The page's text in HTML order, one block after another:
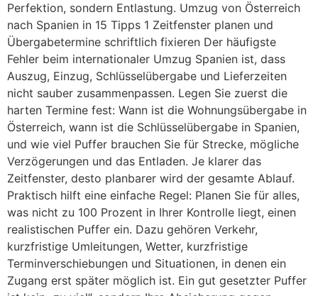
Perfektion, sondern Entlastung. Umzug von Österreich
nach Spanien in 15 Tipps 1 Zeitfenster planen und
Übergabetermine schriftlich fixieren Der häufigste
Fehler beim internationaler Umzug Spanien ist, dass
Auszug, Einzug, Schlüsselübergabe und Lieferzeiten
nicht sauber zusammenpassen. Legen Sie zuerst die
harten Termine fest: Wann ist die Wohnungsübergabe in
Österreich, wann ist die Schlüsselübergabe in Spanien,
und wie viel Puffer brauchen Sie für Strecke, mögliche
Verzögerungen und das Entladen. Je klarer das
Zeitfenster, desto planbarer wird der gesamte Ablauf.
Praktisch hilft eine einfache Regel: Planen Sie für alles,
was nicht zu 100 Prozent in Ihrer Kontrolle liegt, einen
realistischen Puffer ein. Dazu gehören Verkehr,
kurzfristige Umleitungen, Wetter, kurzfristige
Terminverschiebungen und Situationen, in denen ein
Zugang erst später möglich ist. Ein gut gesetzter Puffer